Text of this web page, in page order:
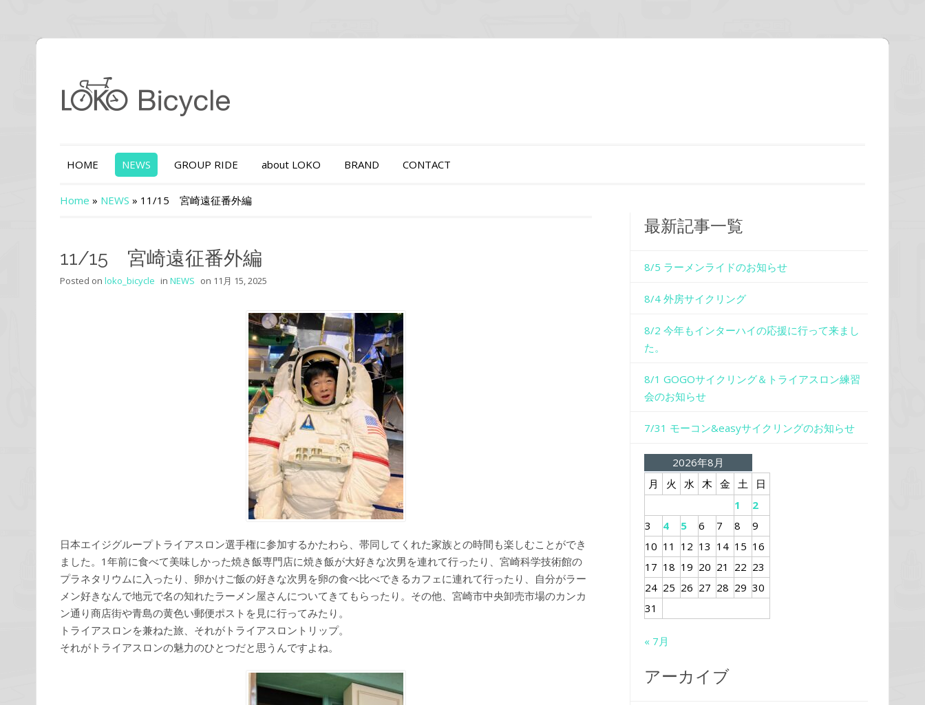
HOME NEWS GROUP RIDE about LOKO BRAND CONTACT
Home » NEWS » 11/15 宮崎遠征番外編
11/15 宮崎遠征番外編
Posted on loko_bicycle in NEWS on 11月 15, 2025
日本エイジグループトライアスロン選手権に参加するかたわら、帯同してくれた家族との時間も楽しむことができ
ました。1年前に食べて美味しかった焼き飯専門店に焼き飯が大好きな次男を連れて行ったり、宮崎科学技術館の
プラネタリウムに入ったり、卵かけご飯の好きな次男を卵の食べ比べできるカフェに連れて行ったり、自分がラー
メン好きなんで地元で名の知れたラーメン屋さんについてきてもらったり。その他、宮崎市中央卸売市場のカンカ
ン通り商店街や青島の黄色い郵便ポストを見に行ってみたり。
トライアスロンを兼ねた旅、それがトライアスロントリップ。
それがトライアスロンの魅力のひとつだと思うんですよね。
最新記事一覧
8/5 ラーメンライドのお知らせ
8/4 外房サイクリング
8/2 今年もインターハイの応援に行って来まし
た。
8/1 GOGOサイクリング＆トライアスロン練習
会のお知らせ
7/31 モーコン&easyサイクリングのお知らせ
2026年8月
月
火 水 木 金 土
日
1
2
3
4 5 6 7 8
9
10 11 12 13 14 15 16
17 18 19 20 21 22 23
24 25 26 27 28 29 30
31
« 7月
アーカイブ